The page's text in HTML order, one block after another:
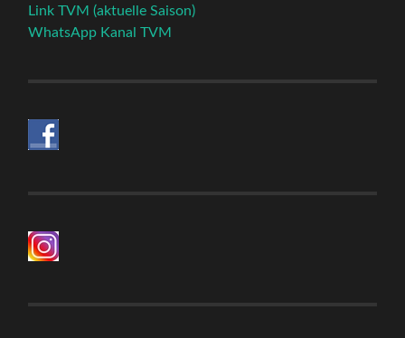
Link TVM (aktuelle Saison)
WhatsApp Kanal TVM